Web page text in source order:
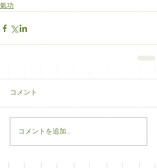
氣功
コメント
コメントを追加…